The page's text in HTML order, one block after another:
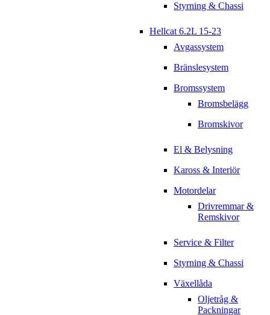
Styrning & Chassi
Hellcat 6.2L 15-23
Avgassystem
Bränslesystem
Bromssystem
Bromsbelägg
Bromskivor
El & Belysning
Kaross & Interiör
Motordelar
Drivremmar &
Remskivor
Service & Filter
Styrning & Chassi
Växellåda
Oljetråg &
Packningar